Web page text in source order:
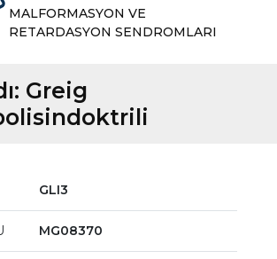
MALFORMASYON VE
RETARDASYON SENDROMLARI
Greig
GLI3
MG08370